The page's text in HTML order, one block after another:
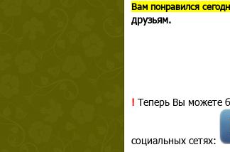
Вам понравился
друзьям.
! Теперь Вы можете
социальных сетях: